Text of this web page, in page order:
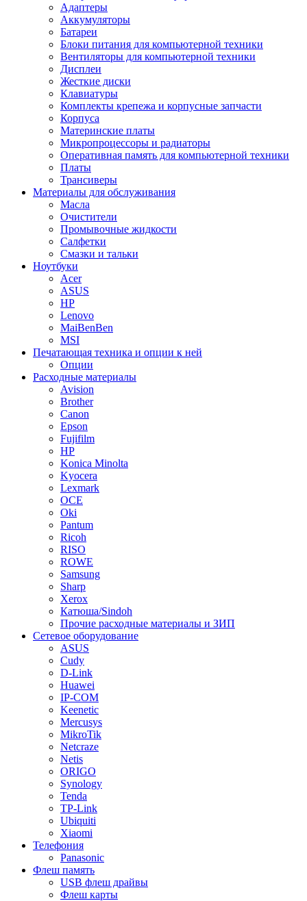
Адаптеры
Аккумуляторы
Батареи
Блоки питания для компьютерной техники
Вентиляторы для компьютерной техники
Дисплеи
Жесткие диски
Клавиатуры
Комплекты крепежа и корпусные запчасти
Корпуса
Материнские платы
Микропроцессоры и радиаторы
Оперативная память для компьютерной техники
Платы
Трансиверы
Материалы для обслуживания
Масла
Очистители
Промывочные жидкости
Салфетки
Смазки и тальки
Ноутбуки
Acer
ASUS
HP
Lenovo
MaiBenBen
MSI
Печатающая техника и опции к ней
Опции
Расходные материалы
Avision
Brother
Canon
Epson
Fujifilm
HP
Konica Minolta
Kyocera
Lexmark
OCE
Oki
Pantum
Ricoh
RISO
ROWE
Samsung
Sharp
Xerox
Катюша/Sindoh
Прочие расходные материалы и ЗИП
Сетевое оборудование
ASUS
Cudy
D-Link
Huawei
IP-COM
Keenetic
Mercusys
MikroTik
Netcraze
Netis
ORIGO
Synology
Tenda
TP-Link
Ubiquiti
Xiaomi
Телефония
Panasonic
Флеш память
USB флеш драйвы
Флеш карты